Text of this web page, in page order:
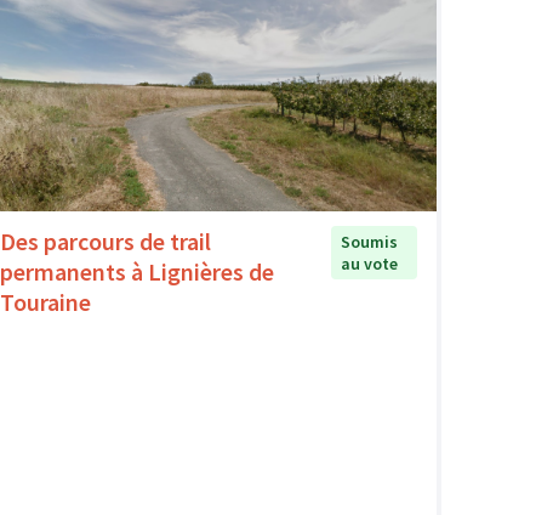
Des parcours de trail
permanents à Lignières de
Touraine
Soumis
au vote